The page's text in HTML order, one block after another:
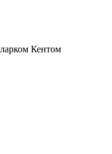
Кентом